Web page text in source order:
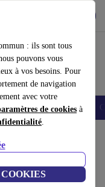
: ils sont tous
pouvons vous
à vos besoins. Pour
de navigation
avec votre
de cookies à
.
connectées Accessoires